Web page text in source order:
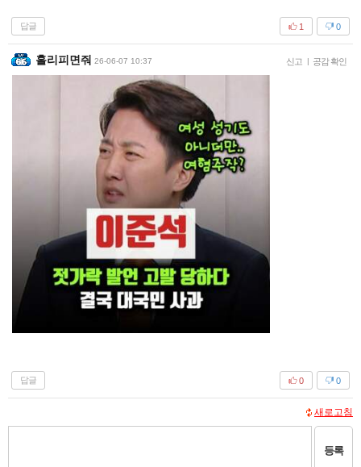
답글 0
1
홀리피면줘 26-06-07 10:37 신고 | 공감 확인
답글 0
0
새로고침
등록